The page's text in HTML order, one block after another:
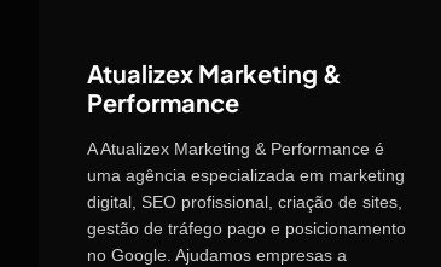
Atualizex Marketing &
Performance
A Atualizex Marketing & Performance é
uma agência especializada em marketing
digital, SEO profissional, criação de sites,
gestão de tráfego pago e posicionamento
no Google. Ajudamos empresas a